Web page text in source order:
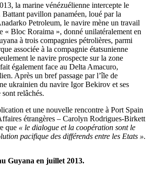
la marine vénézuélienne intercepte le
pavillon panaméen, loué par la
Petroleum, le navire mène un travail
« Bloc Roraima », donné unilatéralement en
à trois compagnies pétrolières, parmi
associée à la compagnie étatsunienne
le navire prospecte sur la zone
également face au Delta Amacuro,
Après un bref passage par l’île de
ukrainien du navire Igor Bekirov et ses
relâchés.
et une nouvelle rencontre à Port Spain
étrangères – Carolyn Rodrigues-Birkett
que « le dialogue et la coopération sont le
pacifique des différends entre les Etats ».
Guyana en juillet 2013.